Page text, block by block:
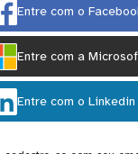
Entre com o
Entre com a
Entre com o Linkedin